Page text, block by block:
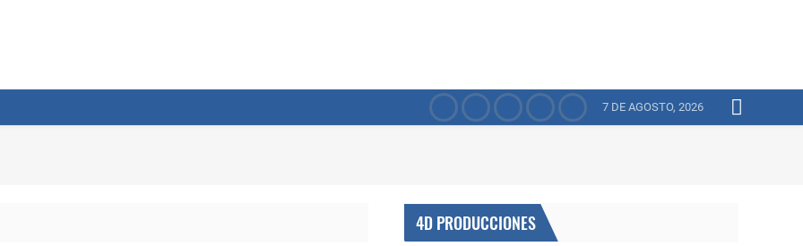
7 DE AGOSTO, 2026
4D PRODUCCIONES